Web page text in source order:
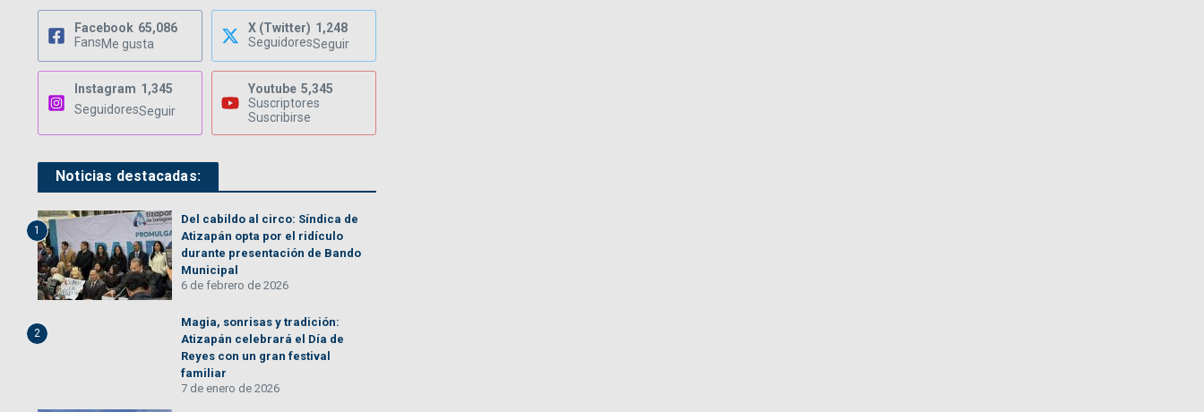
Facebook 65,086
FansMe gusta
X (Twitter) 1,248
SeguidoresSeguir
Instagram 1,345
SeguidoresSeguir
Youtube 5,345
Suscriptores
Suscribirse
Noticias destacadas:
1
Del cabildo al circo: Síndica de
Atizapán opta por el ridículo
durante presentación de Bando
Municipal
6 de febrero de 2026
2
Magia, sonrisas y tradición:
Atizapán celebrará el Día de
Reyes con un gran festival
familiar
7 de enero de 2026